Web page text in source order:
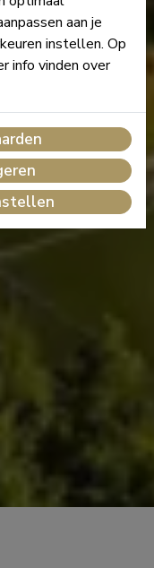
aan je
instellen. Op
info vinden over